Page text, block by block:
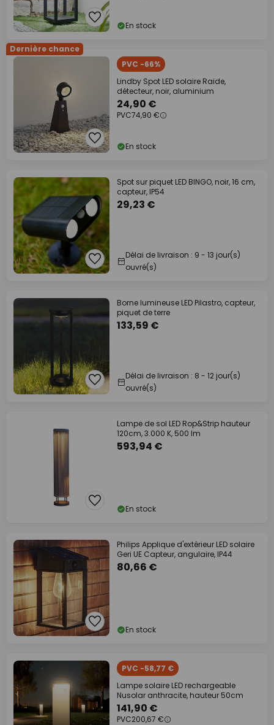
En stock
Dernière chance
PVC -66%
Lindby Spot LED solaire Raide,
détecteur, noir, aluminium
24,90 €
PVC74,90 €
En stock
Spot sur piquet LED BINGO, noir, 16 cm,
capteur, IP54
29,23 €
Délai de livraison : 9 - 13 jour(s)
ouvré(s)
Borne lumineuse LED Pilastro, capteur,
piquet de terre
133,59 €
Délai de livraison : 8 - 12 jour(s)
ouvré(s)
Lampe de sol LED Rop&Strip hauteur
120cm, 3.000 K, 500 lm
593,94 €
En stock
Philips Applique d'extérieur LED solaire
Geri UE Capteur, angulaire, IP44
80,66 €
En stock
PVC -58,77 €
Lampe solaire LED rechargeable
Nusolar anthracite, hauteur 50cm
141,90 €
PVC200,67 €